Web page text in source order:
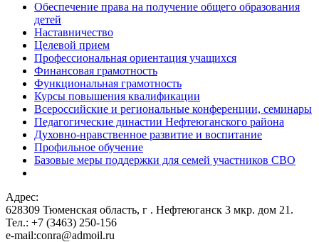
Обеспечение права на получение общего образования
детей
Наставничество
Целевой прием
Профессиональная ориентация учащихся
Финансовая грамотность
Функциональная грамотность
Курсы повышения квалификации
Всероссийские и региональные конференции, семинары
Педагогические династии Нефтеюганского района
Духовно-нравственное развитие и воспитание
Профильное обучение
Базовые меры поддержки для семей участников СВО
Адрес:
628309 Тюменская область, г . Нефтеюганск 3 мкр. дом 21.
Тел.: +7 (3463) 250-156
e-mail:conra@admoil.ru